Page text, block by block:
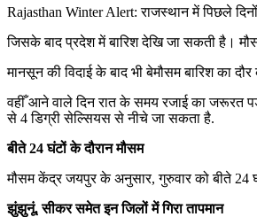
Rajasthan Winter Alert: राजस्थान में पिछले
जिसके बाद प्रदेश में बारिश देखि जा सकती है।
मानसून की विदाई के बाद भी बेमौसम बारिश का
वहीँ आने वाले दिन रात के समय रजाई का जरूरत
से 4 डिग्री सेल्सियस से नीचे जा सकता है.
बीते 24 घंटों के दौरान मौसम
मौसम केंद्र जयपुर के अनुसार, गुरुवार को बीते 24
झुंझुनूं, सीकर समेत इन जिलों में गिरा तापमान